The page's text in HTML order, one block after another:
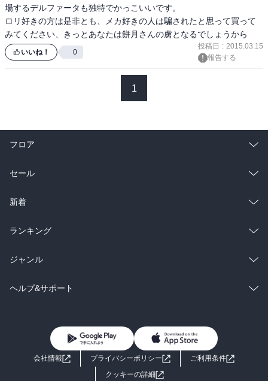
場するデルファータも独特でかっこいいです。
ロリ好きの方は是非とも、メカ好きの人は騙されたと思って買って
みてください、きっとあなたは餅月さんの虜となるでしょうから
いいね！ 0
投稿日 : 2015.03.15
報告する
1
フロア
総合
ラノベ
雑誌・グラビア
BL・TL
セール
総合
ラノベ
雑誌・グラビア
BL・TL
新着
総合
ラノベ
雑誌・グラビア
ランキング
総合
ラノベ
ジャンル
コミック
ライトノベル 男子向けラノベ
小説
ヘルプ&サポート
よくあるご質問 お問い合わせ
会社情報 プライバシーポリシー
ご利用条件
クッキーの詳細